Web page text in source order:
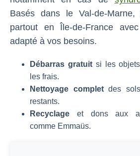
Basés dans le Val-de-Marne,
partout en Île-de-France
adapté à vos besoins.
Débarras gratuitsi les objets
les frais.
Nettoyage completdes
restants.
Recyclage et dons aux
comme Emmaüs.